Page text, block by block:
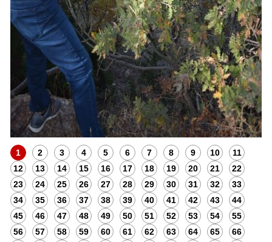
1 2 3 4 5 6 7 8 9 10
11
12
13 14 15 16 17 18 19 20 21
22
23
24 25 26 27 28 29 30 31 32
33
34
35 36 37 38 39 40 41 42 43
44
45
46 47 48 49 50 51 52 53 54
55
56
57 58 59 60 61 62 63 64 65
66